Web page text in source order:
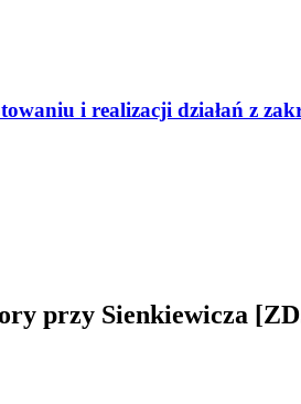
i realizacji działań z
przy Sienkiewicza